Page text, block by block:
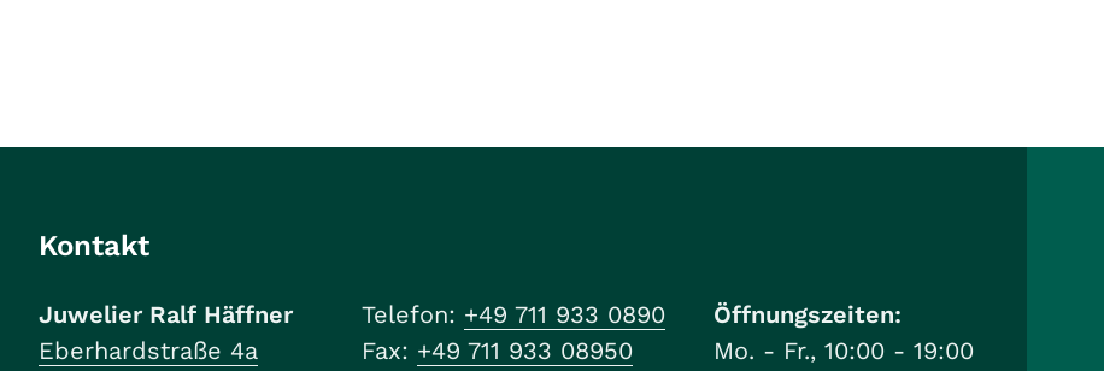
Kontakt
Juwelier Ralf Häffner
Eberhardstraße 4a
Telefon: +49 711 933 0890
Fax: +49 711 933 08950
Öffnungszeiten:
Mo. - Fr., 10:00 - 19:00